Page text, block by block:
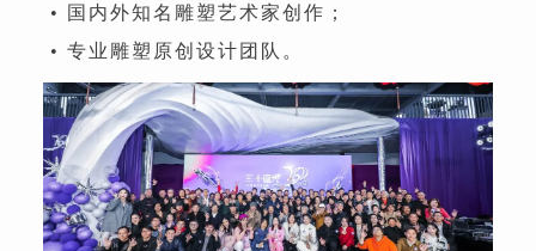
• 国内外知名雕塑艺术家创作；
• 专业雕塑原创设计团队。